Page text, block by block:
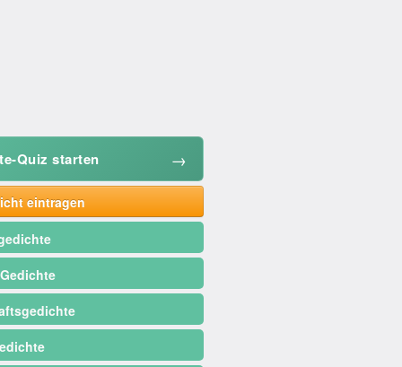
Quiz starten →
eintragen